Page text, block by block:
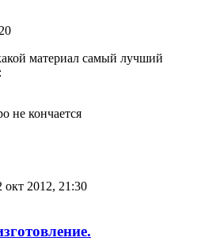
материал самый лучший
не кончается
окт 2012, 21:30